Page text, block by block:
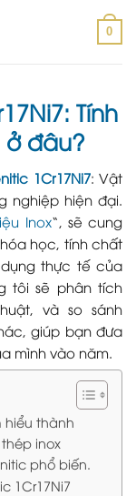
0
Tính
ở đâu?
1Cr17Ni7: Vật
nghiệp hiện đại.
Inox“, sẽ cung
học, tính chất
thực tế của
tôi sẽ phân tích
và so sánh
giúp bạn đưa
mình vào năm.
hiểu thành
inox
phổ biến.
1Cr17Ni7